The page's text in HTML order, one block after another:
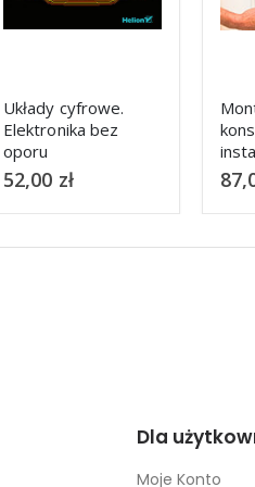
Montaż i
konserwacja
instalacji
elektrycznych
87,00 zł
Dla
Moje Konto